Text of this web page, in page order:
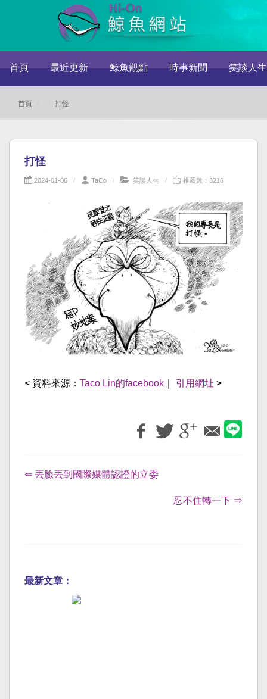
首頁 最近更新 鯨魚觀點 時事新聞 笑談人生
首頁 打怪
打怪
2024-01-06 TaCo 笑談人生 推薦數：3216
< 資料來源： Taco Lin的facebook 引用網址 >
⇐ 丟臉丟到國際媒體認證的立委
忍不住轉一下 ⇒
最新文章：